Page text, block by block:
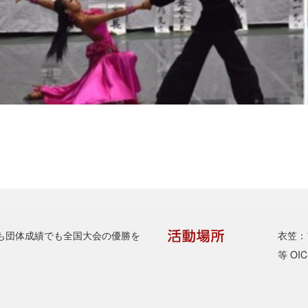
団体成績でも全国大会の優勝を
衣笠
等